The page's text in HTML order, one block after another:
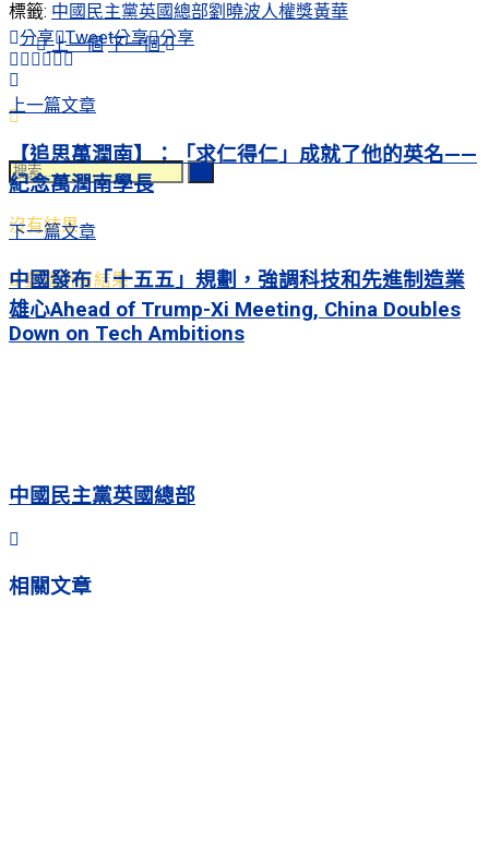
上一個 下一個
沒有結果
查看所有結果
標籤: 中國民主黨英國總部劉曉波人權獎黃華
分享 Tweet分享 分享
上一篇文章
【追思萬潤南】：「求仁得仁」成就了他的英名——
紀念萬潤南學長
下一篇文章
中國發布「十五五」規劃，強調科技和先進制造業
雄心Ahead of Trump-Xi Meeting, China Doubles
Down on Tech Ambitions
中國民主黨英國總部
相關文章